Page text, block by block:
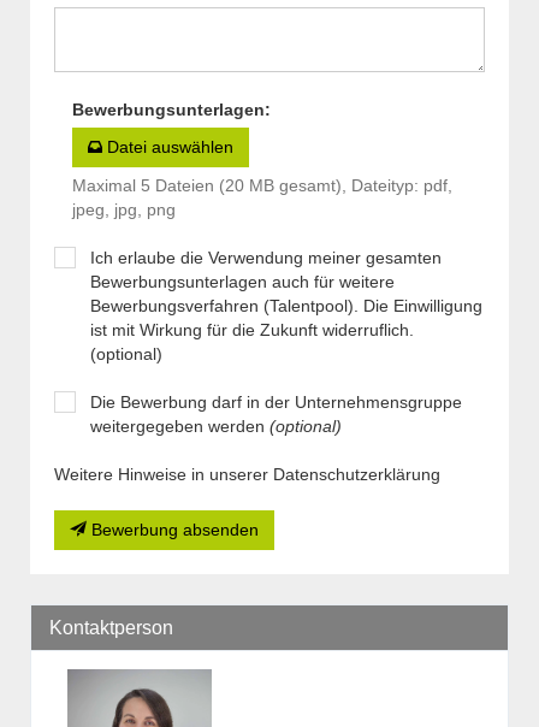
Bewerbungsunterlagen:
Datei auswählen
Maximal 5 Dateien (20 MB gesamt), Dateityp: pdf,
jpeg, jpg, png
Ich erlaube die Verwendung meiner gesamten
Bewerbungsunterlagen auch für weitere
Bewerbungsverfahren (Talentpool). Die Einwilligung
ist mit Wirkung für die Zukunft widerruflich.
(optional)
Die Bewerbung darf in der Unternehmensgruppe
weitergegeben werden (optional)
Weitere Hinweise in unserer Datenschutzerklärung
Bewerbung absenden
Kontaktperson